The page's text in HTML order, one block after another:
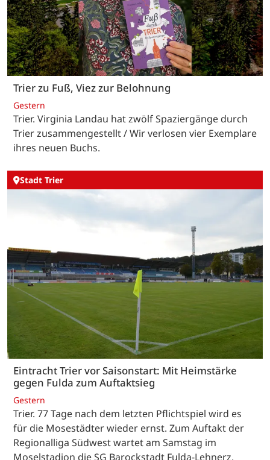
Trier zu Fuß, Viez zur Belohnung
Gestern
Trier. Virginia Landau hat zwölf Spaziergänge durch
Trier zusammengestellt / Wir verlosen vier Exemplare
ihres neuen Buchs.
Stadt Trier
Eintracht Trier vor Saisonstart: Mit Heimstärke
gegen Fulda zum Auftaktsieg
Gestern
Trier. 77 Tage nach dem letzten Pflichtspiel wird es
für die Mosestädter wieder ernst. Zum Auftakt der
Regionalliga Südwest wartet am Samstag im
Moselstadion die SG Barockstadt Fulda-Lehnerz.